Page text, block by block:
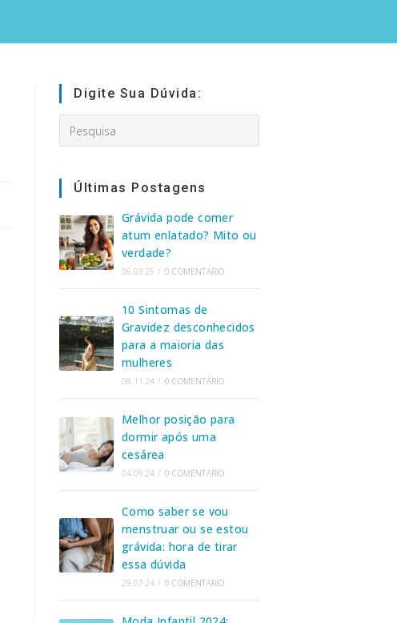
Digite Sua Dúvida:
this
Últimas Postagens
Grávida pode comer
atum enlatado? Mito ou
verdade?
06.03.25 / 0 COMENTÁRIO
10 Sintomas de
Gravidez desconhecidos
para a maioria das
mulheres
08.11.24 / 0 COMENTÁRIO
Melhor posição para
dormir após uma
cesárea
04.09.24 / 0 COMENTÁRIO
Como saber se vou
menstruar ou se estou
grávida: hora de tirar
essa dúvida
29.07.24 / 0 COMENTÁRIO